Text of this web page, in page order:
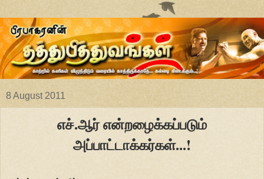
8 August 2011
எச்.ஆர் என்றழைக்கப்படும்
அப்பாட்டாக்கர்கள்...!